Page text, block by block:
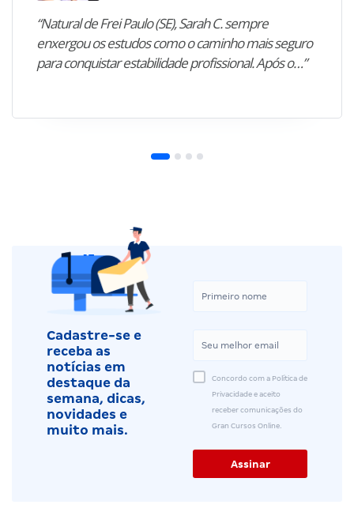
“Natural de Frei Paulo (SE), Sarah C. sempre
enxergou os estudos como o caminho mais seguro
para conquistar estabilidade profissional. Após o…”
Cadastre-se e
receba as
notícias em
destaque da
semana, dicas,
novidades e
muito mais.
Concordo com a Política de
Privacidade e aceito
receber comunicações do
Gran Cursos Online.